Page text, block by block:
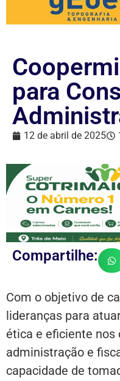
para
12 de abril de 2025
Compartilhe:
Com o objetivo de
lideranças para
ética e eficiente nos
administração e
capacidade de